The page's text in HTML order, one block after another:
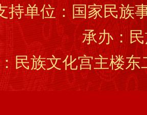
持单位：国家民族
承办：
民族文化宫主楼